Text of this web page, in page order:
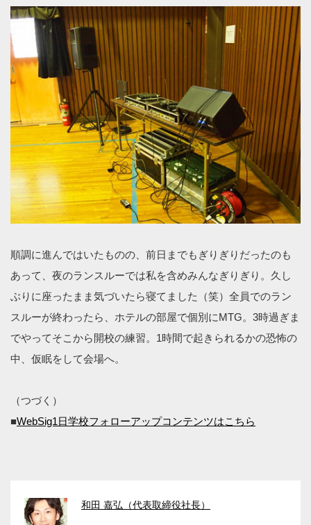
順調に進んではいたものの、前日までもぎりぎりだったのも
あって、夜のランスルーでは私を含めみんなぎりぎり。久し
ぶりに座ったまま気づいたら寝てました（笑）全員でのラン
スルーが終わったら、ホテルの部屋で個別にMTG。3時過ぎま
でやってそこから開校の練習。1時間で起きられるかの恐怖の
中、仮眠をして会場へ。
（つづく）
■WebSig1日学校フォローアップコンテンツはこちら
和田 嘉弘（代表取締役社長）